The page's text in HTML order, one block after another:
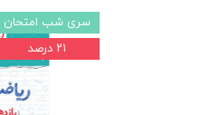
سری شب امتحان
۲۱ درصد